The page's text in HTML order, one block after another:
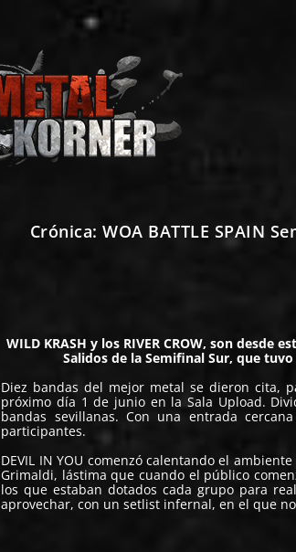
Crónica: WOA BATTLE SPAIN
WILD KRASH y los RIVER CROW, son desde
Salidos de la Semifinal Sur, que
Diez bandas del mejor metal se dieron cita,
próximo día 1 de junio en la Sala Upload.
bandas sevillanas. Con una entrada
participantes.
DEVIL IN YOU comenzó calentando el
Grimaldi, lástima que cuando el público
los que estaban dotados cada grupo para
aprovechar, con un setlist infernal, en el que